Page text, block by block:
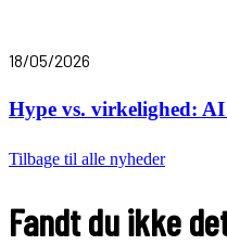
18/05/2026
Hype vs. virkelighed:
Tilbage til alle nyheder
Fandt du ikke